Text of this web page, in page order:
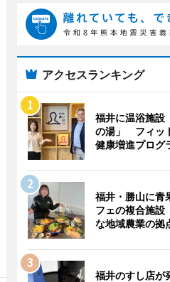
アクセスランキング
福井に温浴施設
の湯」 フィッ
健康増進プログ
福井・勝山に青
フェの複合施
な地域農業の拠
福井のすし店が